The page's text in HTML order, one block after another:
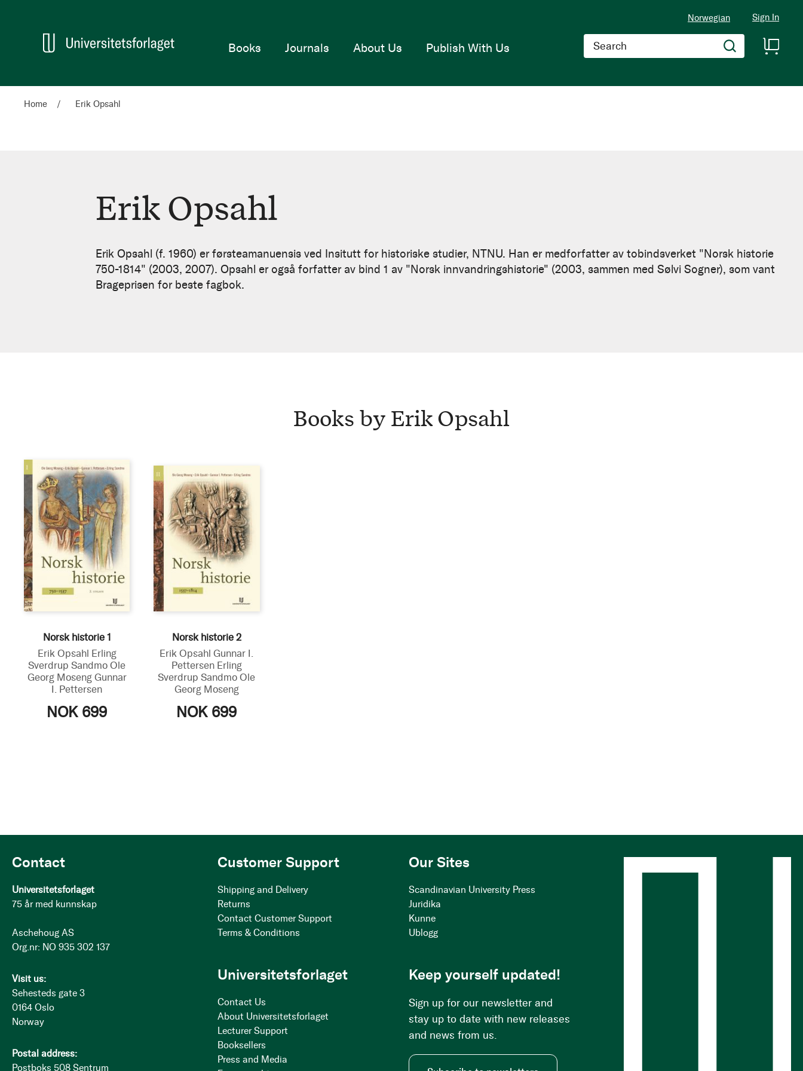
Norwegian Sign In
Search
Home
Books Journals About Us Publish With Us
Home Erik Opsahl
Opsahl
Erik Opsahl
Erik Opsahl (f. 1960) er førsteamanuensis ved Insitutt for historiske studier, NTNU. Han er medforfatter av tobindsverket "Norsk historie
750-1814" (2003, 2007). Opsahl er også forfatter av bind 1 av "Norsk innvandringshistorie" (2003, sammen med Sølvi Sogner), som vant
Brageprisen for beste fagbok.
Books by Erik Opsahl
Norsk historie 1
Erik Opsahl Erling
Sverdrup Sandmo Ole
Georg Moseng Gunnar
I. Pettersen
NOK 699
Norsk historie 2
Erik Opsahl Gunnar I.
Pettersen Erling
Sverdrup Sandmo Ole
Georg Moseng
NOK 699
Contact
Universitetsforlaget
75 år med kunnskap
Aschehoug AS
Org.nr: NO 935 302 137
Visit us:
Sehesteds gate 3
0164 Oslo
Norway
Postal address:
Postboks 508 Sentrum
Customer Support
Shipping and Delivery
Returns
Contact Customer Support
Terms & Conditions
Our Sites
Scandinavian University Press
Juridika
Kunne
Ublogg
Universitetsforlaget
Contact Us
About Universitetsforlaget
Lecturer Support
Booksellers
Press and Media
Keep yourself updated!
Sign up for our newsletter and
stay up to date with new releases
and news from us.